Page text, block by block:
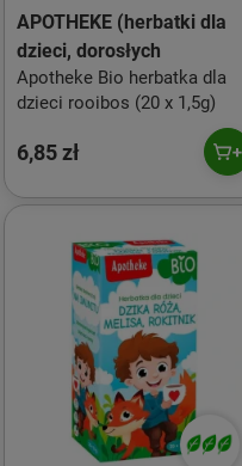
APOTHEKE (herbatki dla
dzieci, dorosłych
Apotheke Bio herbatka dla
dzieci rooibos (20 x 1,5g)
6,85 zł